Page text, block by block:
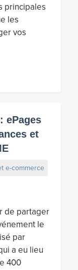
principales
les
vos
ePages
et
e-commerce
de partager
le
par
a eu lieu
400